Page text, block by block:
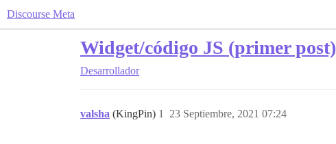
Discourse Meta
Widget/código JS (primer post)
Desarrollador
valsha (KingPin) 23 Septiembre, 2021 07:24
1